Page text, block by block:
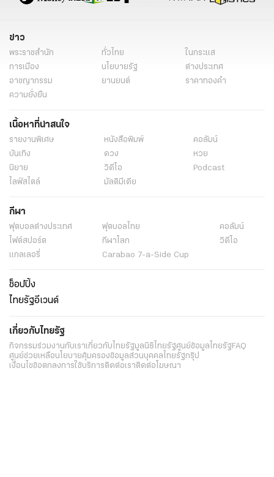
หน่วยเลือกตั้ง กรมการกงสุล
ข่าว
พระราชสำนัก ทั่วไทย
ในกระแส
การเมือง
นโยบายรัฐ
ต่างประเทศ
อาชญากรรม
ยานยนต์
ราคาทองคำ
ความยั่งยืน
เนื้อหาที่น่าสนใจ
รายงานพิเศษ หนังสือพิมพ์
คอลัมน์
บันเทิง
ดวง
หวย
นิยาย
วิดีโอ
Podcast
ไลฟ์สไตล์
มัลติมีเดีย
กีฬา
ฟุตบอลต่่างประเทศ ฟุตบอลไทย
คอลัมน์
ไฟต์สปอร์ต
กีฬาโลก
วิดีโอ
แกลเลอรี่
Carabao 7-a-Side Cup
ช็อปปิ้ง
ไทยรัฐอีเวนต์
เกี่ยวกับไทยรัฐ
กิจกรรมร่วมงานกับเราเกี่ยวกับไทยรัฐมูลนิธิไทยรัฐศูนย์ข้อมูลไทยรัฐFAQ
ศูนย์ช่วยเหลือนโยบายคุ้มครองข้อมูลส่วนบุคคลไทยรัฐกรุ๊ป
เงื่อนไขข้อตกลงการใช้บริการติดต่อเราติดต่อโฆษณา